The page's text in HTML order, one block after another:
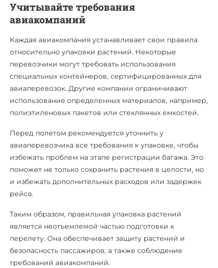
Учитывайте требования
авиакомпаний
Каждая авиакомпания устанавливает свои правила
относительно упаковки растений. Некоторые
перевозчики могут требовать использования
специальных контейнеров, сертифицированных для
авиаперевозок. Другие компании ограничивают
использование определенных материалов, например,
полиэтиленовых пакетов или стеклянных емкостей.
Перед полетом рекомендуется уточнить у
авиаперевозчика все требования к упаковке, чтобы
избежать проблем на этапе регистрации багажа. Это
поможет не только сохранить растения в целости, но
и избежать дополнительных расходов или задержек
рейса.
Таким образом, правильная упаковка растений
является неотъемлемой частью подготовки к
перелету. Она обеспечивает защиту растений и
безопасность пассажиров, а также соблюдение
требований авиакомпаний.